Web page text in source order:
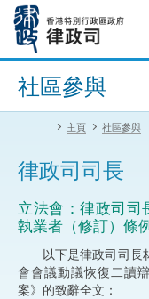
內
進階搜尋
社區參與
主頁 社區參與
律政司司長
立法會：律政司
執業者（修訂）條
以下是律政司司長
會會議動議恢復二讀
案》的致辭全文：